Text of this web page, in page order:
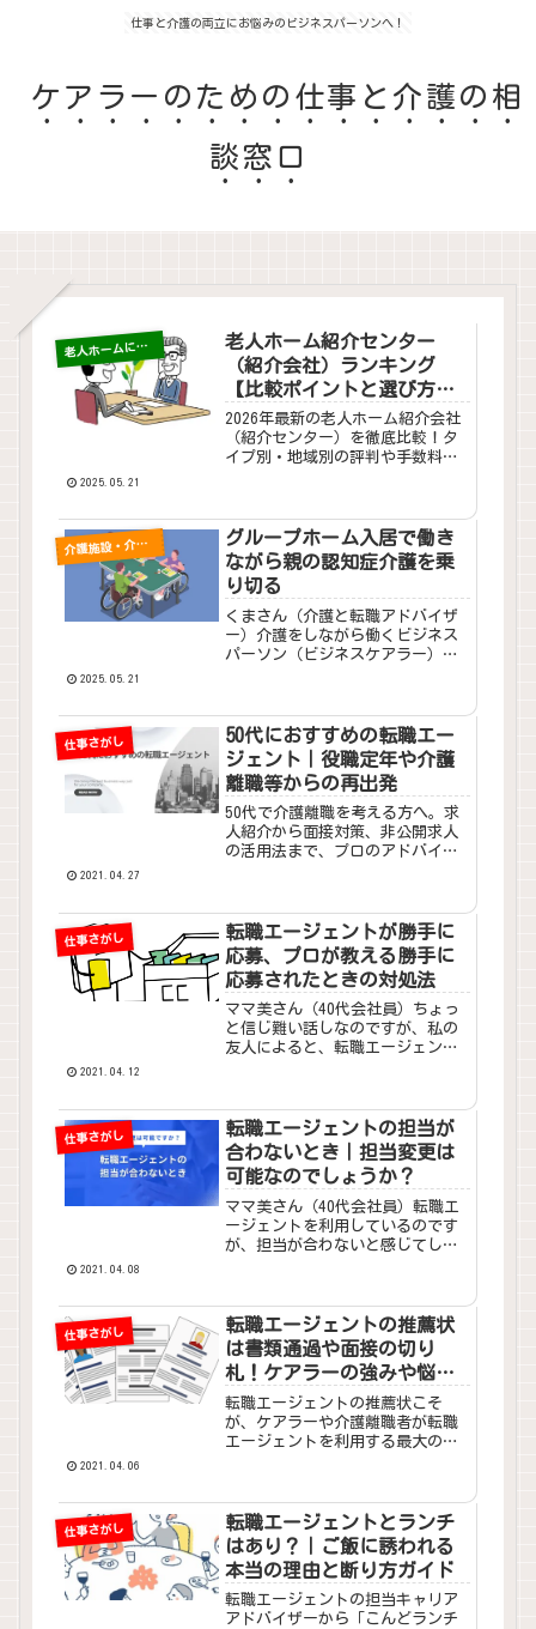
仕事と介護の両立にお悩みのビジネスパーソンへ！
ケアラーのための仕事と介護の相
談窓口
老
人ホームについて
老人ホーム紹介センター
（紹介会社）ランキング
【比較ポイントと選び方ガ
イド】2026年4月最新版
2026年最新の老人ホーム紹介会社
（紹介センター）を徹底比較！タ
イプ別・地域別の評判や手数料を
人ホームを見つけましょう。
2025.05.21
介護施設・介護サービス
グループホーム入居で働き
ながら親の認知症介護を乗
り切る
くまさん（介護と転職アドバイザ
ー）介護をしながら働くビジネス
パーソン（ビジネスケアラー）
の適切な施設選びは重要な課題で
す。そこで「グループホーム」と
いう介護サービスがあるのです
が、...
2025.05.21
仕事さがし
50代におすすめの転職エー
ジェント｜役職定年や介護
離職等からの再出発
50代で介護離職を考える方へ。求
人紹介から面接対策、非公開求人
の活用法まで、プロのアドバイザ
2021.04.27
仕事さがし
転職エージェントが勝手に
応募、プロが教える勝手に
応募されたときの対処法
ママ美さん（40代会社員）ちょっ
と信じ難い話しなのですが、私の
友人によると、転職エージェント
（介護と転職アドバイザー）「え
っ、そんなことあるの!?」と...
2021.04.12
仕事さがし
転職エージェントの担当が
合わないとき｜担当変更は
可能なのでしょうか？
ママ美さん（40代会社員）転職エ
ージェントを利用しているのです
が、担当が合わないと感じてしま
きるのでしょうか？くまさん（介
護と転職アドバイザー）こんに...
2021.04.08
仕事さがし
転職エージェントの推薦状
は書類通過や面接の切り
札！ケアラーの強みや悩み
を押さえたアピール術
転職エージェントの推薦状こそ
が、ケアラーや介護離職者が転職
エージェントを利用する最大の理
く、すべての転職希望者の方にと
って役立つコンテンツになってい
ますのでぜひ参考にしてくださ
い。
2021.04.06
仕事さがし
転職エージェントとランチ
はあり？｜ご飯に誘われる
本当の理由と断り方ガイド
転職エージェントの担当キャリア
アドバイザーから「こんどランチ